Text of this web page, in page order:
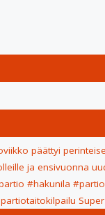
Super